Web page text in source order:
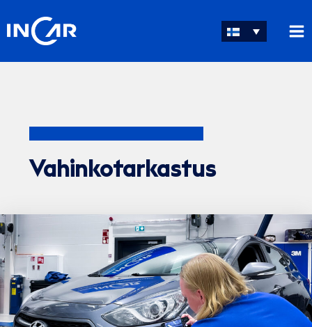
sisältöön
Vahinkotarkastus